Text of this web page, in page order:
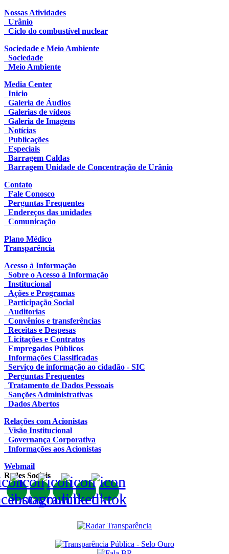
Nossas Atividades
Urânio
Ciclo do combustível nuclear
Sociedade e Meio Ambiente
Sociedade
Meio Ambiente
Media Center
Inicio
Galeria de Áudios
Galerias de vídeos
Galeria de Imagens
Notícias
Publicações
Especiais
Barragem Caldas
Barragem Unidade de Concentração de Urânio
Contato
Fale Conosco
Perguntas Frequentes
Endereços das unidades
Comunicação
Plano Médico
Transparência
Acesso à Informação
Sobre o Acesso à Informação
Institucional
Ações e Programas
Participação Social
Auditorias
Convênios e transferências
Receitas e Despesas
Licitações e Contratos
Empregados Públicos
Informações Classificadas
Serviço de informação ao cidadão - SIC
Perguntas Frequentes
Tratamento de Dados Pessoais
Sanções Administrativas
Dados Abertos
Relações com Acionistas
Visão Institucional
Governança Corporativa
Informações aos Acionistas
Webmail
Redes Sociais